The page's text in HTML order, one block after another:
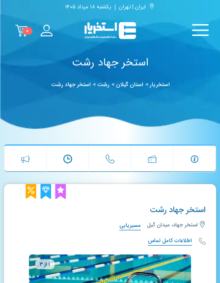
ایران | تهران یکشنبه ۱۸ مرداد ۱۴۰۵
۰
استخر جهاد رشت
استخریار> استان گیلان> رشت > استخر جهاد رشت
استخر جهاد رشت
استخر جهاد، میدان گیل
مسیریابی
اطلاعات کامل تماس
۱ از ۳